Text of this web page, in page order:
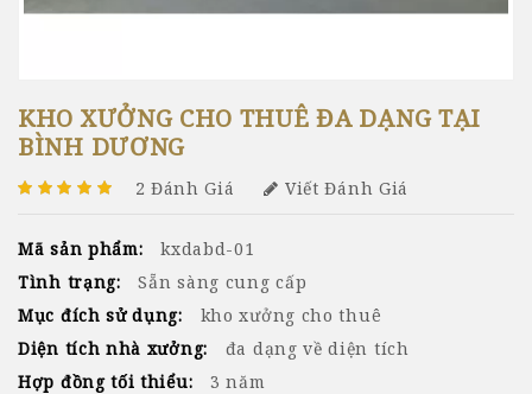
KHO XƯỞNG CHO THUÊ ĐA DẠNG TẠI
BÌNH DƯƠNG
2 Đánh Giá Viết Đánh Giá
Mã sản phẩm:
kxdabd-01
Tình trạng:
Sẵn sàng cung cấp
Mục đích sử dụng:
kho xưởng cho thuê
Diện tích nhà xưởng:
đa dạng về diện tích
Hợp đồng tối thiểu:
3 năm